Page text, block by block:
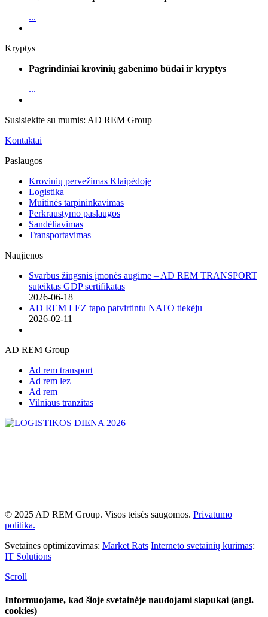
...
Kryptys
Pagrindiniai krovinių gabenimo būdai ir kryptys
...
Susisiekite su mumis: AD REM Group
Kontaktai
Paslaugos
Krovinių pervežimas Klaipėdoje
Logistika
Muitinės tarpininkavimas
Perkraustymo paslaugos
Sandėliavimas
Transportavimas
Naujienos
Svarbus žingsnis įmonės augime – AD REM TRANSPORT
suteiktas GDP sertifikatas
2026-06-18
AD REM LEZ tapo patvirtintu NATO tiekėju
2026-02-11
AD REM Group
Ad rem transport
Ad rem lez
Ad rem
Vilniaus tranzitas
© 2025 AD REM Group. Visos teisės saugomos. Privatumo
politika.
Svetaines optimizavimas: Market Rats Interneto svetainių kūrimas:
IT Solutions
Scroll
Informuojame, kad šioje svetainėje naudojami slapukai (angl.
cookies)